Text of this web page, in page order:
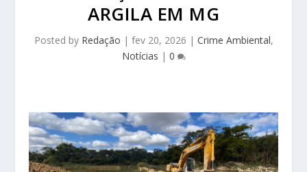
ARGILA EM MG
Posted by Redação | fev 20, 2026 | Crime Ambiental,
Notícias | 0